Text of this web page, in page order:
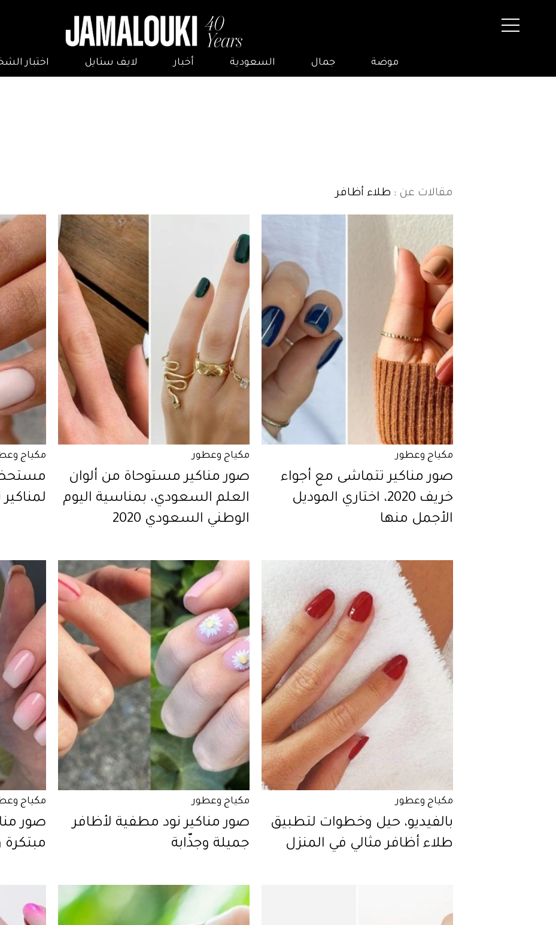
موضة جمال السعودية أخبار لايف ستايل اختبار
مقالات عن : طلاء أظافر
مكياج وعطور
صور مناكير تتماشى مع أجواء
خريف 2020، اختاري الموديل
الأجمل منها
مكياج وعطور
صور مناكير مستوحاة من ألوان
العلم السعودي، بمناسية اليوم
الوطني السعودي 2020
مكياج
مكياج وعطور
بالفيديو، حيل وخطوات لتطبيق
طلاء أظافر مثالي في المنزل
مكياج وعطور
صور مناكير نود مطفية لأظافر
جميلة وجذّابة
مكياج
صور
مبتكرة